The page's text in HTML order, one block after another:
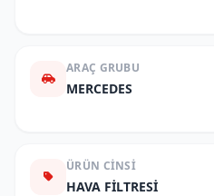
ARAÇ GRUBU
MERCEDES
ÜRÜN CINSI
HAVA FİLTRESİ